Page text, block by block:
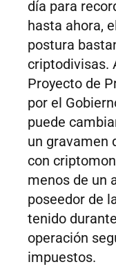
día para
hasta ahora,
postura
criptodivisas.
Proyecto de
por el
puede
un gravamen
con
menos de un
poseedor de
tenido
operación
impuestos.